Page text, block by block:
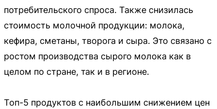
потребительского спроса. Также снизилась
стоимость молочной продукции: молока,
кефира, сметаны, творога и сыра. Это связано с
ростом производства сырого молока как в
целом по стране, так и в регионе.
Топ-5 продуктов с наибольшим снижением цен